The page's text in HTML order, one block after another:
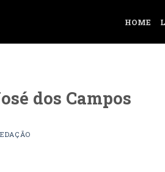
HOME
dos Campos